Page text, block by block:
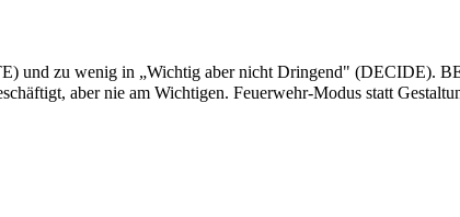
und zu wenig in „Wichtig aber nicht Dringend" (DECIDE).
aber nie am Wichtigen. Feuerwehr-Modus statt